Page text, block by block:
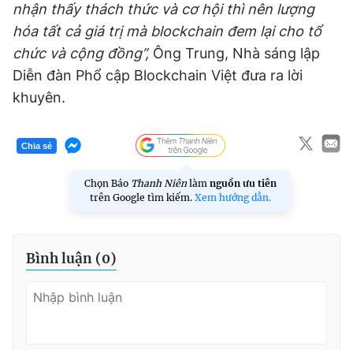
nhận thấy thách thức và cơ hội thì nên lượng
hóa tất cả giá trị mà blockchain đem lại cho tổ
chức và cộng đồng”, Ông Trung, Nhà sáng lập
Diễn đàn Phổ cập Blockchain Việt đưa ra lời
khuyên.
Chia sẻ
Chọn Báo Thanh Niên làm nguồn ưu tiên
trên Google tìm kiếm. Xem hướng dẫn.
Bình luận (0)